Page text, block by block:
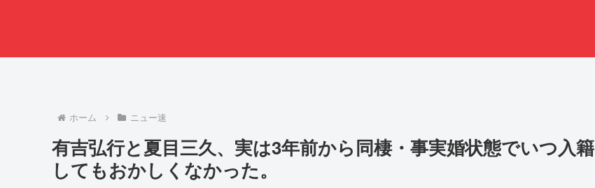
ホーム ニュー速
有吉弘行と夏目三久、実は3年前から同棲・事実婚状態でいつ入籍
してもおかしくなかった。